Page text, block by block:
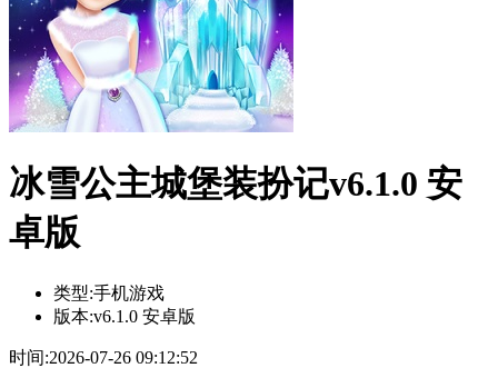
冰雪公主城堡装扮记v6.1.0 安
卓版
类型:手机游戏
版本:v6.1.0 安卓版
时间:2026-07-26 09:12:52